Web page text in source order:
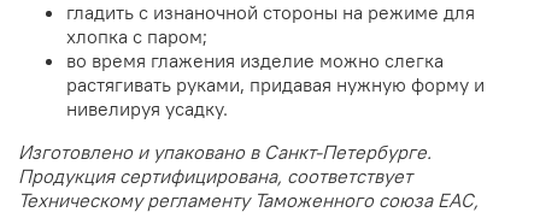
гладить с изнаночной стороны на режиме для
хлопка с паром;
во время глажения изделие можно слегка
растягивать руками, придавая нужную форму и
нивелируя усадку.
Изготовлено и упаковано в Санкт-Петербурге.
Продукция сертифицирована, соответствует
Техническому регламенту Таможенного союза EAC,